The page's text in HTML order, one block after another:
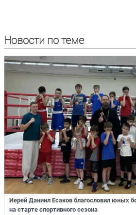
Новости по теме
Иерей Даниил Есаков благословил юных
на старте спортивного сезона